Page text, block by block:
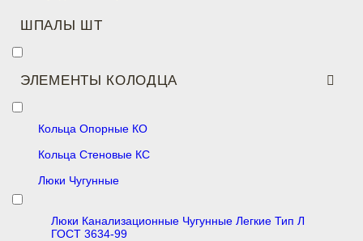
ШПАЛЫ ШТ
ЭЛЕМЕНТЫ КОЛОДЦА
Кольца Опорные КО
Кольца Стеновые КС
Люки Чугунные
Люки Канализационные Чугунные Легкие Тип Л
ГОСТ 3634-99